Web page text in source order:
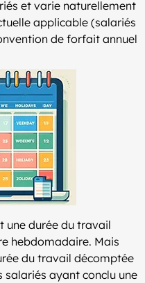
et varie naturellement
applicable (salariés
de forfait annuel
une durée du travail
hebdomadaire. Mais
du travail décomptée
salariés ayant conclu une